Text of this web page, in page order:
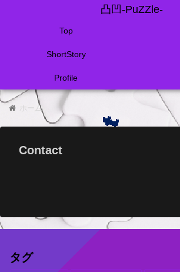
凸凹-PuZZle-
Top
ShortStory
Profile
ホーム
Contact
タグ